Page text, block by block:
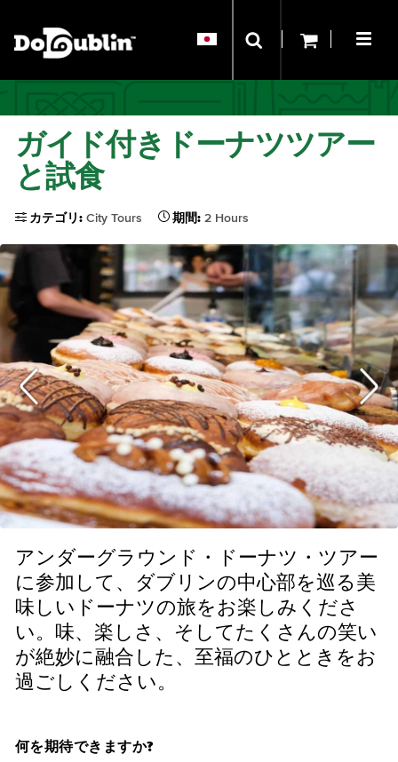
ガイド付きドーナツツアー
と試食
カテゴリ: City Tours 期間: 2 Hours
アンダーグラウンド・ドーナツ・ツアー
に参加して、ダブリンの中心部を巡る美
味しいドーナツの旅をお楽しみくださ
い。味、楽しさ、そしてたくさんの笑い
が絶妙に融合した、至福のひとときをお
過ごしください。
何を期待できますか?